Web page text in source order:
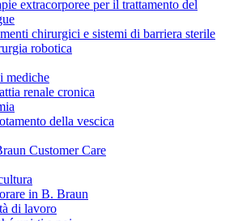
extracorporee per il trattamento del
chirurgici e sistemi di barriera sterile
robotica
mediche
renale cronica
della vescica
Customer Care
in B. Braun
di lavoro